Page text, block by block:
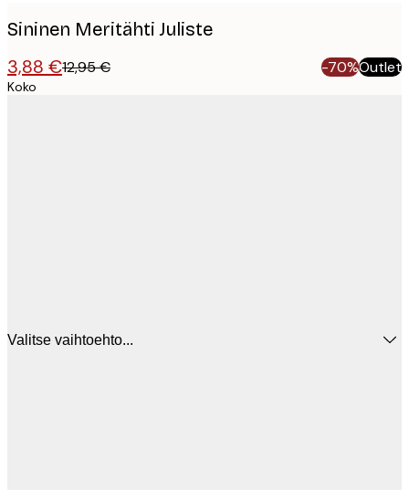
Sininen Meritähti Juliste
3,88 €12,95 € -70%Outlet
Koko
Valitse vaihtoehto...